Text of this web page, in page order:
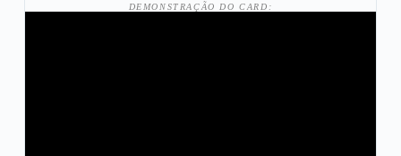
DEMONSTRAÇÃO DO CARD: